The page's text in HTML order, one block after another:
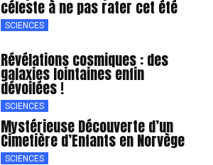
céleste à ne pas rater cet été
SCIENCES
Révélations cosmiques : des
galaxies lointaines enfin
dévoilées !
SCIENCES
Mystérieuse Découverte d’un
Cimetière d’Enfants en Norvège
SCIENCES